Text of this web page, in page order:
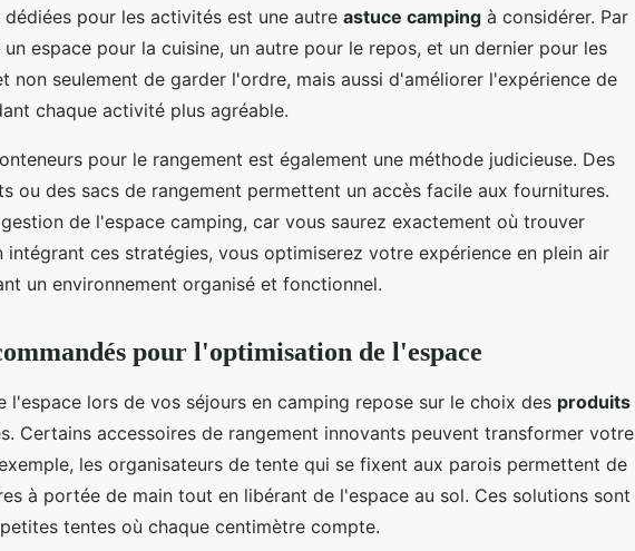
dédiées pour les activités est une autre astuce camping à considérer. Par
espace pour la cuisine, un autre pour le repos, et un dernier pour les
non seulement de garder l'ordre, mais aussi d'améliorer l'expérience de
chaque activité plus agréable.
pour le rangement est également une méthode judicieuse. Des
ou des sacs de rangement permettent un accès facile aux fournitures.
de l'espace camping, car vous saurez exactement où trouver
intégrant ces stratégies, vous optimiserez votre expérience en plein air
un environnement organisé et fonctionnel.
pour l'optimisation de l'espace
l'espace lors de vos séjours en camping repose sur le choix des produits
Certains accessoires de rangement innovants peuvent transformer votre
les organisateurs de tente qui se fixent aux parois permettent de
à portée de main tout en libérant de l'espace au sol. Ces solutions sont
tentes où chaque centimètre compte.